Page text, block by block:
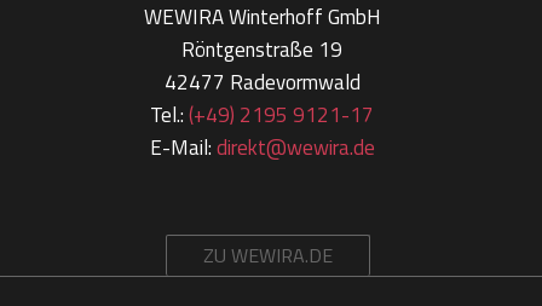
WEWIRA Winterhoff GmbH
Röntgenstraße 19
42477 Radevormwald
Tel.:(+49) 2195 9121-17
E-Mail:direkt@wewira.de
ZU WEWIRA.DE